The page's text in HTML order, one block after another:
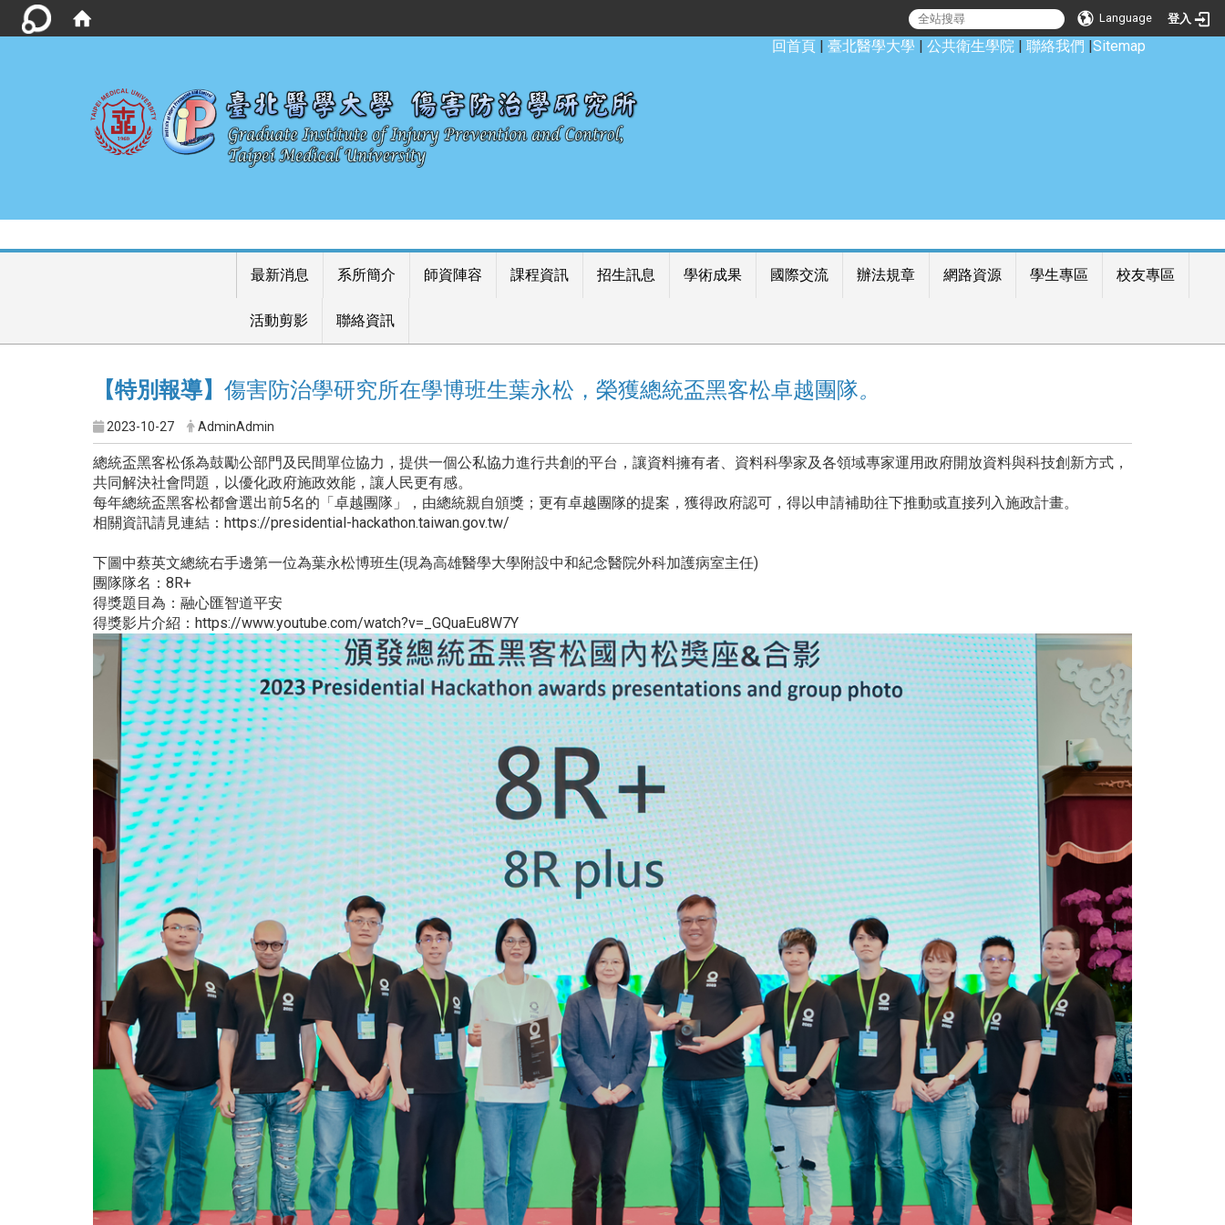
Language 登入
回首頁 | 臺北醫學大學 | 公共衛生學院 | 聯絡我們 |Sitemap
最新消息 系所簡介 師資陣容 課程資訊 招生訊息 學術成果 國際交流 辦法規章 網路資源 學生專區 校友專區
活動剪影 聯絡資訊
【特別報導】 傷害防治學研究所在學博班生葉永松，榮獲總統盃黑客松卓越團隊。
2023-10-27 AdminAdmin
總統盃黑客松係為鼓勵公部門及民間單位協力，提供一個公私協力進行共創的平台，讓資料擁有者、資料科學家及各領域專家運用政府開放資料與科技創新方式，
共同解決社會問題，以優化政府施政效能，讓人民更有感。
每年總統盃黑客松都會選出前5名的「卓越團隊」，由總統親自頒獎；更有卓越團隊的提案，獲得政府認可，得以申請補助往下推動或直接列入施政計畫。
相關資訊請見連結：https://presidential-hackathon.taiwan.gov.tw/
下圖中蔡英文總統右手邊第一位為葉永松博班生(現為高雄醫學大學附設中和紀念醫院外科加護病室主任)
團隊隊名：8R+
得獎題目為：融心匯智道平安
得獎影片介紹：https://www.youtube.com/watch?v=_GQuaEu8W7Y